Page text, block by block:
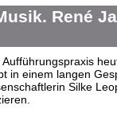
René
Aufführungspraxis
in einem langen
Silke